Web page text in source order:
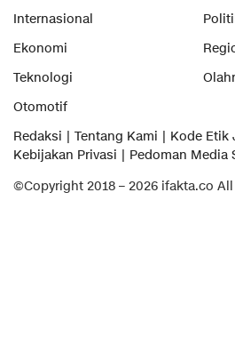
Internasional
Ekonomi
Teknologi
Otomotif
Redaksi
Tentang Kami
Kode Etik
Kebijakan Privasi
Pedoman Media
©Copyright 2018 – 2026 ifakta.co